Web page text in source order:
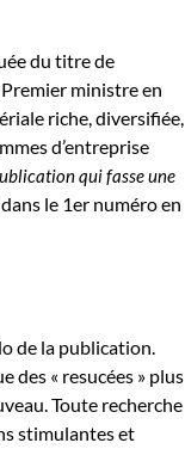
du titre de
ministre en
riche, diversifiée,
d’entreprise
qui fasse une
le 1er numéro en
de la publication.
des « resucées » plus
Toute recherche
stimulantes et